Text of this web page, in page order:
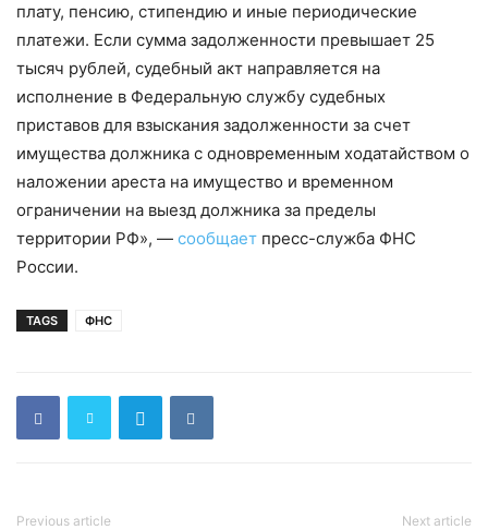
плату, пенсию, стипендию и иные периодические
платежи. Если сумма задолженности превышает 25
тысяч рублей, судебный акт направляется на
исполнение в Федеральную службу судебных
приставов для взыскания задолженности за счет
имущества должника с одновременным ходатайством о
наложении ареста на имущество и временном
ограничении на выезд должника за пределы
территории РФ», — сообщает пресс-служба ФНС
России.
TAGS ФНС
Previous article Next article